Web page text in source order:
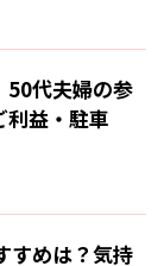
50代夫婦の参
利益・駐車
すめは？気持